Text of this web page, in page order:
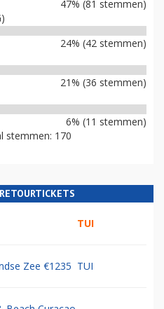
47% (81 stemmen)
24% (42 stemmen)
21% (36 stemmen)
6% (11 stemmen)
stemmen: 170
TUI
Zee €1235 TUI